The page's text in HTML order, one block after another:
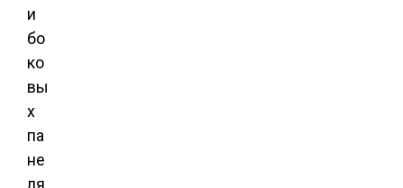
и
бо
ко
вы
х
па
не
ля